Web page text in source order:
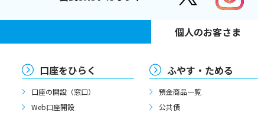
個人のお客さま
口座をひらく
口座の開設（窓口）
Web口座開設
ふやす・ためる
預金商品一覧
公共債